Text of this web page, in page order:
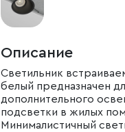
Описание
Светильник
белый предназначен
дополнительного
подсветки в жилых
Минималистичный